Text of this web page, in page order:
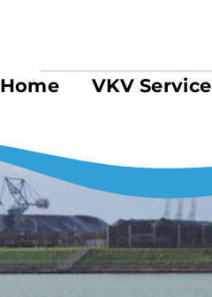
Home VKV Service